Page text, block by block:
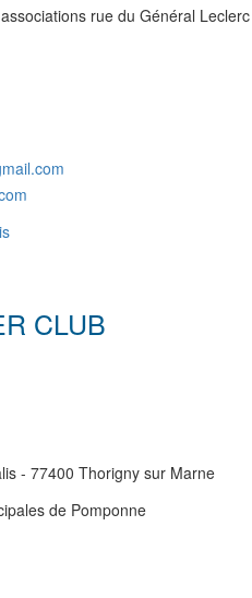
rue du Général Leclerc
CLUB
- 77400 Thorigny sur Marne
de Pomponne